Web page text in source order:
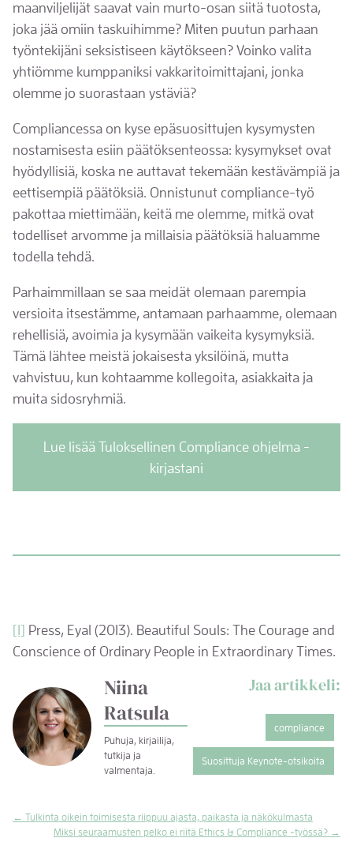
maanviljelijät saavat vain murto-osan siitä tuotosta,
joka jää omiin taskuihimme? Miten puutun parhaan
työntekijäni seksistiseen käytökseen? Voinko valita
yhtiömme kumppaniksi vakkaritoimittajani, jonka
olemme jo suorastaan ystäviä?
Compliancessa on kyse epäsuosittujen kysymysten
nostamisesta esiin päätöksenteossa: kysymykset ovat
hyödyllisiä, koska ne auttavat tekemään kestävämpiä ja
eettisempiä päätöksiä. Onnistunut compliance-työ
pakottaa miettimään, keitä me olemme, mitkä ovat
todelliset arvomme ja millaisia päätöksiä haluamme
todella tehdä.
Parhaimmillaan se saa meidät olemaan parempia
versioita itsestämme, antamaan parhaamme, olemaan
rehellisiä, avoimia ja kysymään vaikeita kysymyksiä.
Tämä lähtee meistä jokaisesta yksilöinä, mutta
vahvistuu, kun kohtaamme kollegoita, asiakkaita ja
muita sidosryhmiä.
Lue lisää Tuloksellinen Compliance ohjelma -
kirjastani
[1] Press, Eyal (2013). Beautiful Souls: The Courage and
Conscience of Ordinary People in Extraordinary Times.
Niina
Ratsula
Puhuja, kirjailija,
tutkija ja
valmentaja.
Jaa artikkeli:
LinkedInSähköposti
compliance
Suosittuja Keynote-otsikoita
Artikkelien
← Tulkinta oikein toimisesta riippuu ajasta, paikasta ja näkökulmasta
Miksi seuraamusten pelko ei riitä Ethics & Compliance -työssä? →